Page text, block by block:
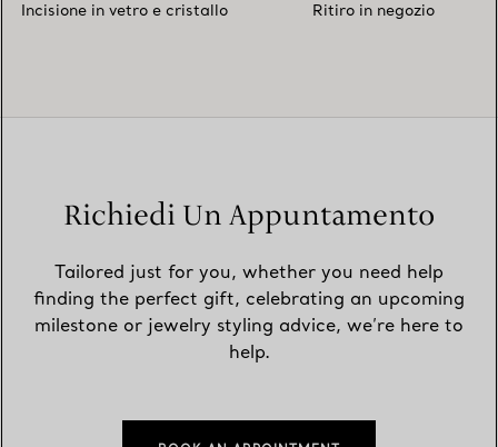
Incisione in vetro e cristallo Ritiro in negozio
Richiedi Un Appuntamento
Tailored just for you, whether you need help
finding the perfect gift, celebrating an upcoming
milestone or jewelry styling advice, we’re here to
help.